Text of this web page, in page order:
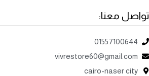
تواصل معنا:
01557100644
vivrestore60@gmail.com
cairo-naser city